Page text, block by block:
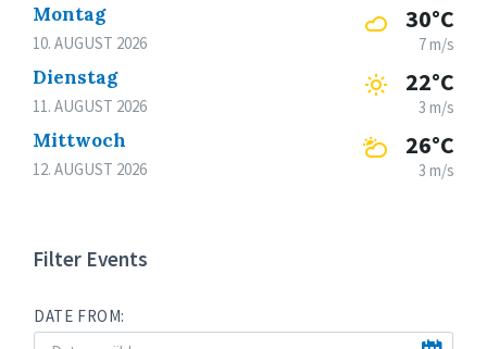
Montag
10. AUGUST 2026
30°C
7 m/s
Dienstag
11. AUGUST 2026
22°C
3 m/s
Mittwoch
12. AUGUST 2026
26°C
3 m/s
Filter Events
DATE FROM: